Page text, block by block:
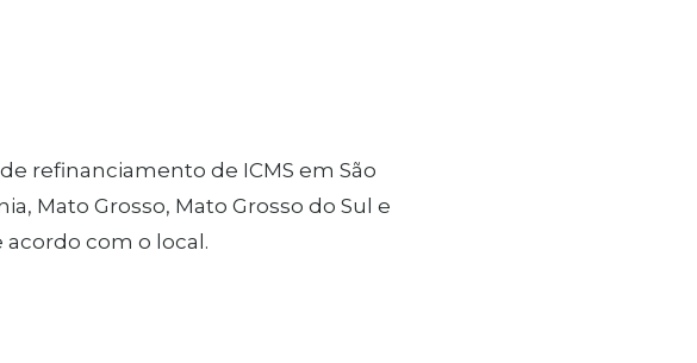
refinanciamento de ICMS em São
Mato Grosso, Mato Grosso do Sul e
acordo com o local.